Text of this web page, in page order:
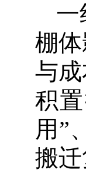
一
棚
与
积
用”
搬